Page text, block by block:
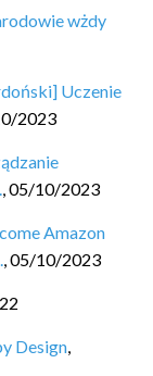
wżdy
Uczenie
2023
,05/10/2023
Amazon
,05/10/2023
Design,